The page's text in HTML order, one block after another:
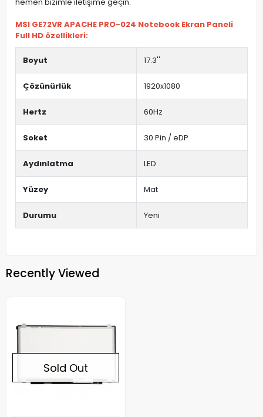
MSI GE72VR APACHE PRO-024 Notebook Ekran Paneli
Full HD özellikleri:
Boyut 17.3''
Çözünürlük 1920x1080
Hertz 60Hz
Soket 30 Pin / eDP
Aydınlatma LED
Yüzey Mat
Durumu Yeni
Recently Viewed
Sold Out